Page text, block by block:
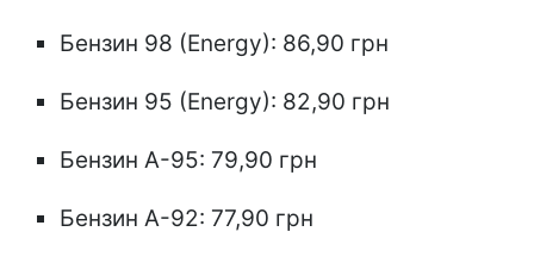
Бензин 98 (Energy): 86,90 грн
Бензин 95 (Energy): 82,90 грн
Бензин А-95: 79,90 грн
Бензин А-92: 77,90 грн